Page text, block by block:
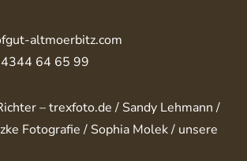
altmoerbitz.com
64 65 99
– trexfoto.de / Sandy Lehmann /
Fotografie / Sophia Molek / unsere